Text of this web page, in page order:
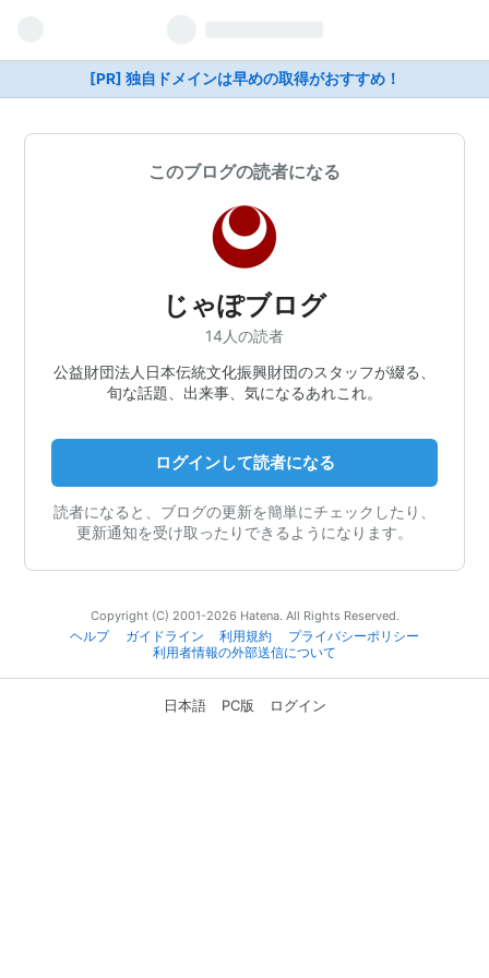
[PR] 独自ドメインは早めの取得がおすすめ！
このブログの読者になる
じゃぽブログ
14人の読者
公益財団法人日本伝統文化振興財団のスタッフが綴る、
旬な話題、出来事、気になるあれこれ。
ログインして読者になる
読者になると、ブログの更新を簡単にチェックしたり、
更新通知を受け取ったりできるようになります。
Copyright (C) 2001-2026 Hatena. All Rights Reserved.
ヘルプ
ガイドライン 利用規約
プライバシーポリシー
利用者情報の外部送信について
日本語 PC版 ログイン